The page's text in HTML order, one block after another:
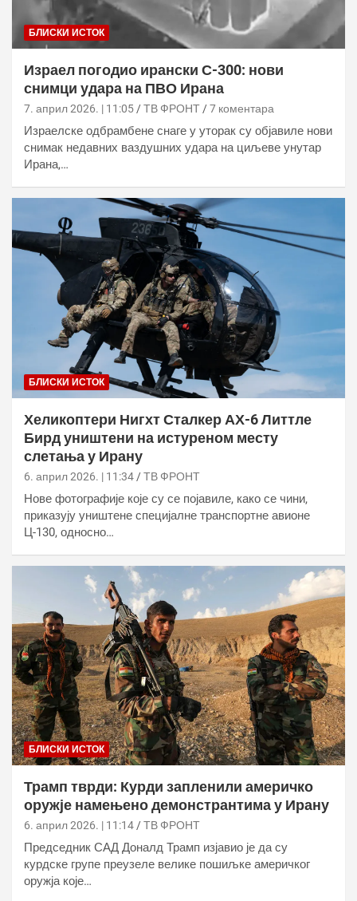
БЛИСКИ ИСТОК
Израел погодио ирански С-300: нови
снимци удара на ПВО Ирана
7. април 2026. | 11:05 ТВ ФРОНТ 7 коментара
Израелске одбрамбене снаге у уторак су објавиле нови
снимак недавних ваздушних удара на циљеве унутар
Ирана,…
БЛИСКИ ИСТОК
Хеликоптери Нигхт Сталкер АХ-6 Литтле
Бирд уништени на истуреном месту
слетања у Ирану
6. април 2026. | 11:34 ТВ ФРОНТ
Нове фотографије које су се појавиле, како се чини,
приказују уништене специјалне транспортне авионе
Ц-130, односно…
БЛИСКИ ИСТОК
Трамп тврди: Курди запленили америчко
оружје намењено демонстрантима у Ирану
6. април 2026. | 11:14 ТВ ФРОНТ
Председник САД Доналд Трамп изјавио је да су
курдске групе преузеле велике пошиљке америчког
оружја које…